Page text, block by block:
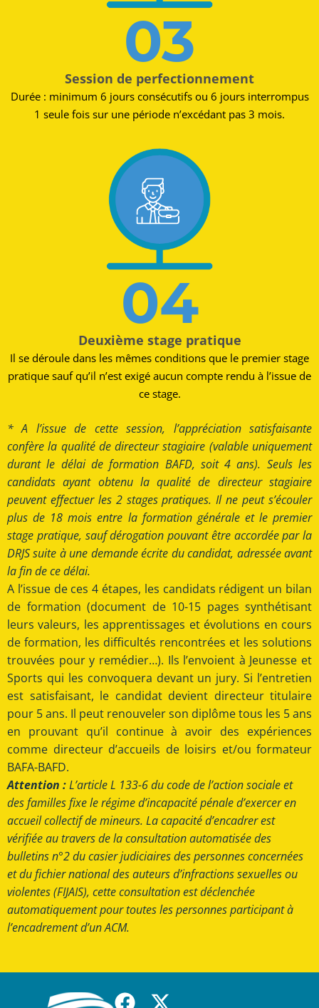
03
Session de perfectionnement
Durée : minimum 6 jours consécutifs ou 6 jours interrompus
1 seule fois sur une période n’excédant pas 3 mois.
04
Deuxième stage pratique
Il se déroule dans les mêmes conditions que le premier stage
pratique sauf qu’il n’est exigé aucun compte rendu à l’issue de
ce stage.
* A l’issue de cette session, l’appréciation satisfaisante
confère la qualité de directeur stagiaire (valable uniquement
durant le délai de formation BAFD, soit 4 ans). Seuls les
candidats ayant obtenu la qualité de directeur stagiaire
peuvent effectuer les 2 stages pratiques. Il ne peut s’écouler
plus de 18 mois entre la formation générale et le premier
stage pratique, sauf dérogation pouvant être accordée par la
DRJS suite à une demande écrite du candidat, adressée avant
la fin de ce délai.
A l’issue de ces 4 étapes, les candidats rédigent un bilan
de formation (document de 10-15 pages synthétisant
leurs valeurs, les apprentissages et évolutions en cours
de formation, les difficultés rencontrées et les solutions
trouvées pour y remédier…). Ils l’envoient à Jeunesse et
Sports qui les convoquera devant un jury. Si l’entretien
est satisfaisant, le candidat devient directeur titulaire
pour 5 ans. Il peut renouveler son diplôme tous les 5 ans
en prouvant qu’il continue à avoir des expériences
comme directeur d’accueils de loisirs et/ou formateur
BAFA-BAFD.
Attention :L’article L 133-6 du code de l’action sociale et
des familles fixe le régime d’incapacité pénale d’exercer en
accueil collectif de mineurs. La capacité d’encadrer est
vérifiée au travers de la consultation automatisée des
bulletins n°2 du casier judiciaires des personnes concernées
et du fichier national des auteurs d’infractions sexuelles ou
violentes (FIJAIS), cette consultation est déclenchée
automatiquement pour toutes les personnes participant à
l’encadrement d’un ACM.